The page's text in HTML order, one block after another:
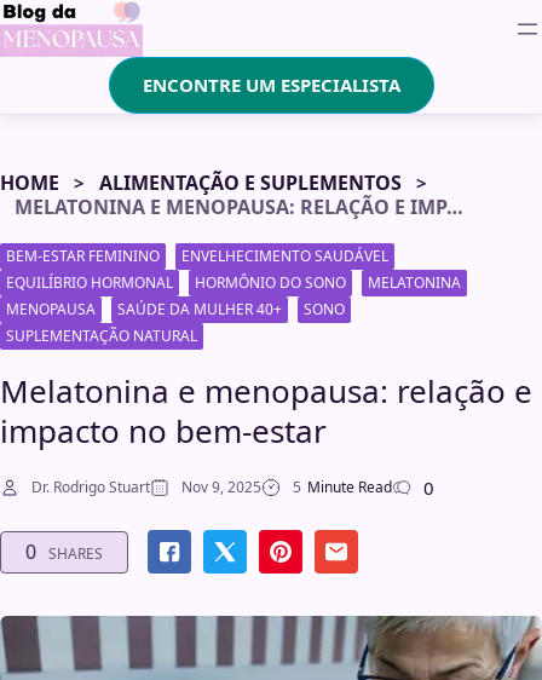
ENCONTRE UM ESPECIALISTA
HOME
ALIMENTAÇÃO E SUPLEMENTOS
MELATONINA E MENOPAUSA: RELAÇÃO E IMPACTO NO BEM-ESTAR
BEM-ESTAR FEMININO
ENVELHECIMENTO SAUDÁVEL
EQUILÍBRIO HORMONAL
HORMÔNIO DO SONO
MELATONINA
MENOPAUSA
SAÚDE DA MULHER 40+
SONO
SUPLEMENTAÇÃO NATURAL
Melatonina e menopausa: relação e
impacto no bem-estar
Dr. Rodrigo Stuart Nov 9, 2025 5 Minute Read 0
0 SHARES